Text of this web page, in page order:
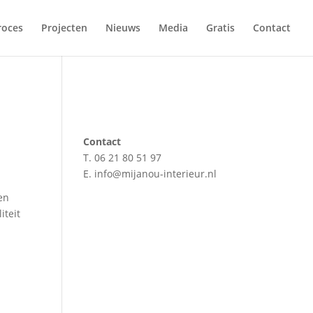
Projecten Nieuws Media Gratis Contact
Contact
T. 06 21 80 51 97
E. info@mijanou-interieur.nl